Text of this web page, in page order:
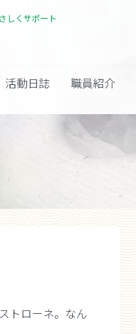
しくサポート
活動日誌 職員紹介
トローネ。なん